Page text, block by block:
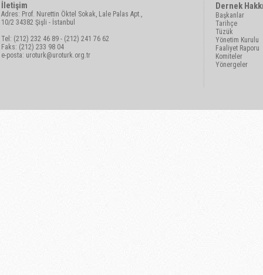
İletişim
Adres: Prof. Nurettin Öktel Sokak, Lale Palas Apt.,
10/2 34382 Şişli - İstanbul
Tel: (212) 232 46 89 - (212) 241 76 62
Faks: (212) 233 98 04
e-posta: uroturk@uroturk.org.tr
Dernek
Başkanlar
Tarihçe
Tüzük
Yönetim Kurulu
Faaliyet Raporu
Komiteler
Yönergeler